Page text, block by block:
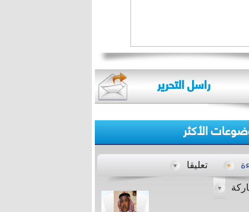
راسل التحرير
الأكثر